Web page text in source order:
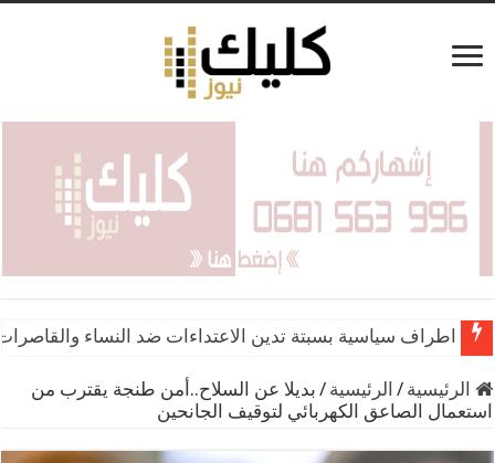
اطراف سياسية بسبتة تدين الاعتداءات ضد النساء
الدرك يحجز 7 أطنان من مخدر الحشيش بضواحي الحسيمة
الرئيسية / الرئيسية / بديلا عن السلاح..أمن طنجة يقترب من
استعمال الصاعق الكهربائي لتوقيف الجانحين